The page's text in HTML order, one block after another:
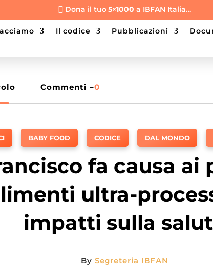
 Dona il tuo5×1000a IBFAN Italia…
il codice pubblicazioni
Commenti –0
BABY FOOD CODICE DAL MONDO
fa causa
ultra-
impatti sulla
By Segreteria IBFAN